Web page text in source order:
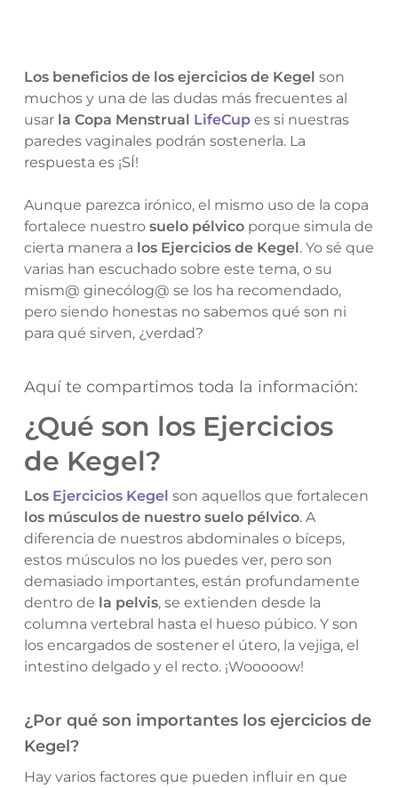
Los beneficios de los ejercicios de Kegel son
muchos y una de las dudas más frecuentes al
usar la Copa Menstrual LifeCupes si nuestras
paredes vaginales podrán sostenerla. La
respuesta es ¡SÍ!
Aunque parezca irónico, el mismo uso de la copa
fortalece nuestro suelo pélvicoporque simula de
cierta manera a los Ejercicios de Kegel. Yo sé que
varias han escuchado sobre este tema, o su
mism@ ginecólog@ se los ha recomendado,
pero siendo honestas no sabemos qué son ni
para qué sirven, ¿verdad?
Aquí te compartimos toda la información:
¿Qué son los Ejercicios
de Kegel?
Los Ejercicios Kegel son aquellos que fortalecen
los músculos de nuestro suelo pélvico. A
diferencia de nuestros abdominales o bíceps,
estos músculos no los puedes ver, pero son
demasiado importantes, están profundamente
dentro de la pelvis, se extienden desde la
columna vertebral hasta el hueso púbico. Y son
los encargados de sostener el útero, la vejiga, el
intestino delgado y el recto. ¡Wooooow!
¿Por qué son importantes los ejercicios de
Kegel?
Hay varios factores que pueden influir en que